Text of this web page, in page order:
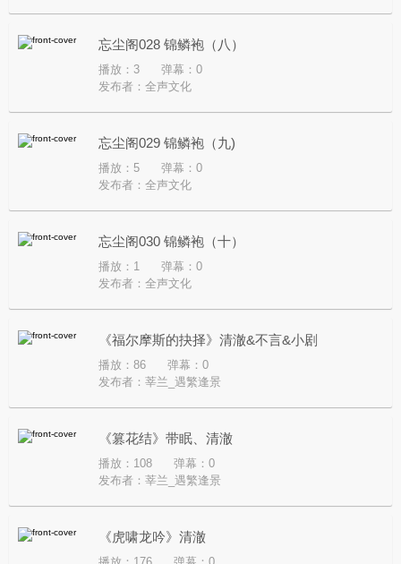
忘尘阁028 锦鳞袍（八）
播放：3
弹幕：0
发布者： 全声文化
忘尘阁029 锦鳞袍（九)
播放：5
弹幕：0
发布者： 全声文化
忘尘阁030 锦鳞袍（十）
播放：1
弹幕：0
发布者： 全声文化
《福尔摩斯的抉择》清澈&不言&小剧
播放：86
弹幕：0
发布者： 莘兰_遇繁逢景
《篡花结》带眠、清澈
播放：108
弹幕：0
发布者： 莘兰_遇繁逢景
《虎啸龙吟》清澈